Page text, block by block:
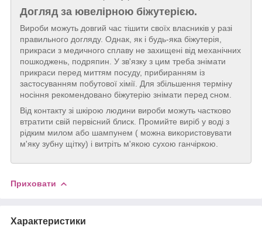
Догляд за ювелірною біжутерією.
Вироби можуть довгий час тішити своїх власників у разі
правильного догляду. Однак, як і будь-яка біжутерія,
прикраси з медичного сплаву не захищені від механічних
пошкоджень, подряпин. У зв'язку з цим треба знімати
прикраси перед миттям посуду, прибиранням із
застосуванням побутової хімії. Для збільшення терміну
носіння рекомендовано біжутерію знімати перед сном.
Від контакту зі шкірою людини вироби можуть частково
втратити свій первісний блиск. Промийте виріб у воді з
рідким милом або шампунем ( можна використовувати
м'яку зубну щітку) і витріть м'якою сухою ганчіркою.
Приховати
Характеристики